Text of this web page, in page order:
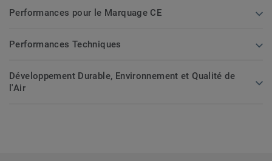
Performances pour le Marquage CE
Performances Techniques
Développement Durable, Environnement et Qualité de
l'Air